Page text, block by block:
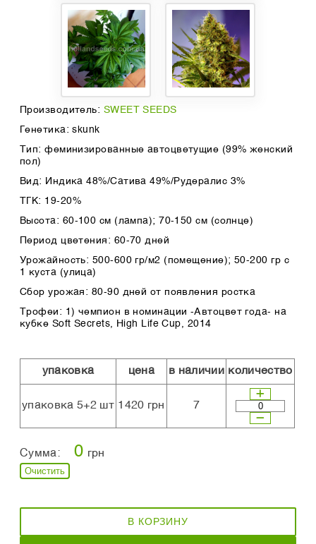
Производитель: SWEET SEEDS
Генетика: skunk
Тип: феминизированные автоцветущие (99% женский
пол)
Вид: Индика 48%/Сатива 49%/Рудералис 3%
ТГК: 19-20%
Высота: 60-100 см (лампа); 70-150 см (солнце)
Период цветения: 60-70 дней
Урожайность: 500-600 гр/м2 (помещение); 50-200 гр с
1 куста (улица)
Сбор урожая: 80-90 дней от появления ростка
Трофеи: 1) чемпион в номинации -Автоцвет года- на
кубке Soft Secrets, High Life Cup, 2014
упаковка цена в наличии количество
упаковка 5+2 шт 1420 грн 7
Сумма: 0 грн
Очистить
В КОРЗИНУ